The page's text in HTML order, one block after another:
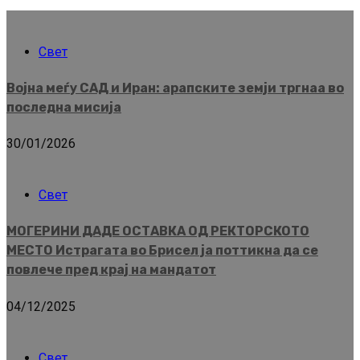
Свет
Војна меѓу САД и Иран: арапските земји тргнаа во
последна мисија
30/01/2026
Свет
МОГЕРИНИ ДАДЕ ОСТАВКА ОД РЕКТОРСКОТО
МЕСТО Истрагата во Брисел ја поттикна да се
повлече пред крај на мандатот
04/12/2025